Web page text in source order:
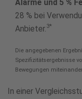
Alarme und 5 %
28 % bei
Anbieter.3*
Die angegebenen
Spezifizitätsergebnisse
Bewegungen
In einer